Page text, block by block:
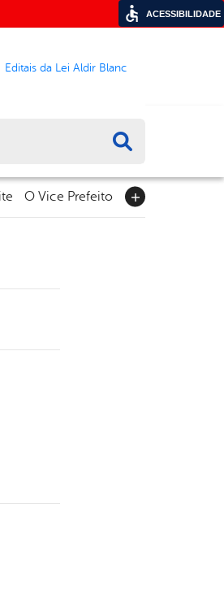
Editais da Lei Aldir Blanc
O Vice Prefeito
ACESSIBILIDADE